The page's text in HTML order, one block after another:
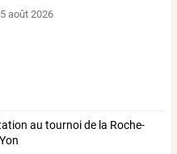
5 août 2026
au tournoi de la Roche-